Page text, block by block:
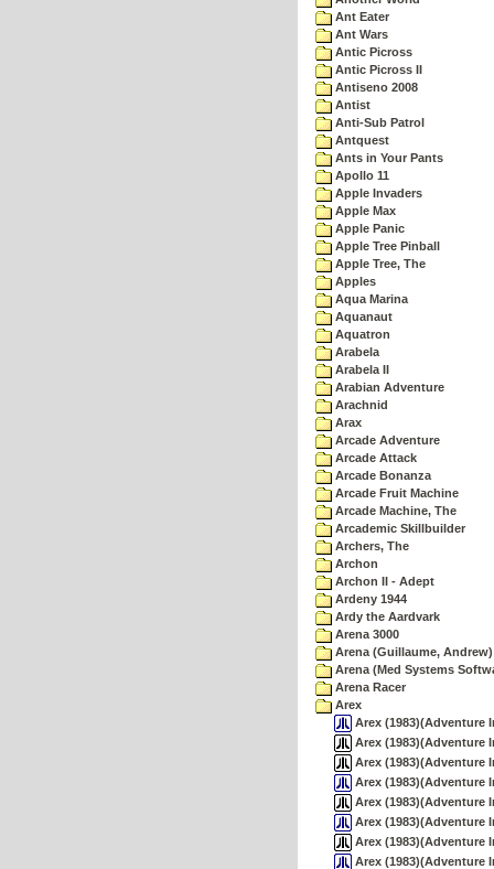
Ant Eater
Ant Wars
Antic Picross
Antic Picross II
Antiseno 2008
Antist
Anti-Sub Patrol
Antquest
Ants in Your Pants
Apollo 11
Apple Invaders
Apple Max
Apple Panic
Apple Tree Pinball
Apple Tree, The
Apples
Aqua Marina
Aquanaut
Aquatron
Arabela
Arabela II
Arabian Adventure
Arachnid
Arax
Arcade Adventure
Arcade Attack
Arcade Bonanza
Arcade Fruit Machine
Arcade Machine, The
Arcademic Skillbuilder
Archers, The
Archon
Archon II - Adept
Ardeny 1944
Ardy the Aardvark
Arena 3000
Arena (Guillaume, Andrew)
Arena (Med Systems
Arena Racer
Arex
Arex (1983)(Adventure
Arex (1983)(Adventure
Arex (1983)(Adventure
Arex (1983)(Adventure
Arex (1983)(Adventure
Arex (1983)(Adventure
Arex (1983)(Adventure
Arex (1983)(Adventure